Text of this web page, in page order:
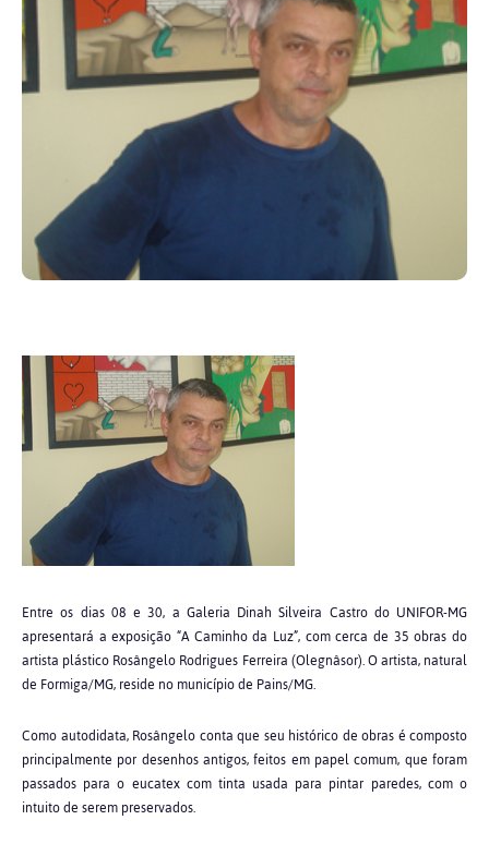
Entre os dias 08 e 30, a Galeria Dinah Silveira Castro do UNIFOR-MG
apresentará a exposição “A Caminho da Luz”, com cerca de 35 obras do
artista plástico Rosângelo Rodrigues Ferreira (Olegnâsor). O artista, natural
de Formiga/MG, reside no município de Pains/MG.
Como autodidata, Rosângelo conta que seu histórico de obras é composto
principalmente por desenhos antigos, feitos em papel comum, que foram
passados para o eucatex com tinta usada para pintar paredes, com o
intuito de serem preservados.